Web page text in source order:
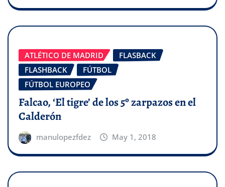
ATLÉTICO DE MADRID
FLASBACK
FLASHBACK
FÚTBOL
FÚTBOL EUROPEO
Falcao, ‘El tigre’ de los 5º zarpazos en el
Calderón
manulopezfdez May 1, 2018